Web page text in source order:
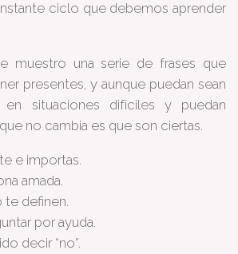
ciclo que debemos aprender
muestro una serie de frases que
presentes, y aunque puedan sean
situaciones difíciles y puedan
no cambia es que son ciertas.
e importas.
amada.
te definen.
por ayuda.
decir “no”.